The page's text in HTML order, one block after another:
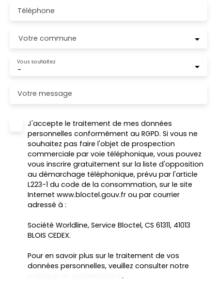
Téléphone
Votre commune
-
Vous souhaitez
Votre message
J'accepte le traitement de mes données
personnelles conformément au RGPD. Si vous ne
souhaitez pas faire l'objet de prospection
commerciale par voie téléphonique, vous pouvez
vous inscrire gratuitement sur la liste d'opposition
au démarchage téléphonique, prévu par l'article
L223-1 du code de la consommation, sur le site
Internet www.bloctel.gouv.fr ou par courrier
adressé à :
Société Worldline, Service Bloctel, CS 61311, 41013
BLOIS CEDEX.
Pour en savoir plus sur le traitement de vos
données personnelles, veuillez consulter notre
.